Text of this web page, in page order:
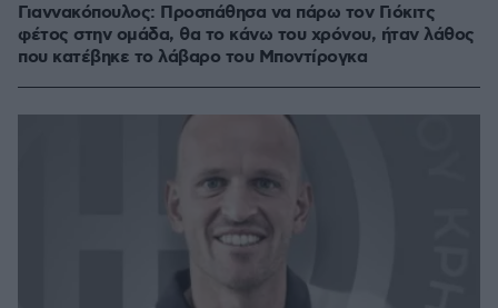
Γιαννακόπουλος: Προσπάθησα να πάρω τον Γιόκιτς
φέτος στην ομάδα, θα το κάνω του χρόνου, ήταν λάθος
που κατέβηκε το λάβαρο του Μποντίρογκα